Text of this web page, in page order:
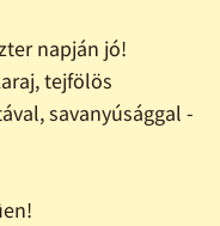
napján jó!
tejfölös
savanyúsággal -